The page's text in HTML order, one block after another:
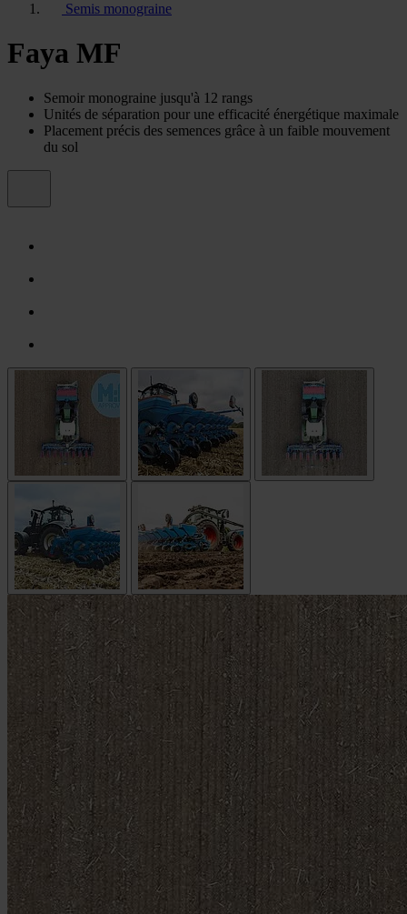
Semis monograine
Faya MF
Semoir monograine jusqu'à 12 rangs
Unités de séparation pour une efficacité énergétique maximale
Placement précis des semences grâce à un faible mouvement
du sol